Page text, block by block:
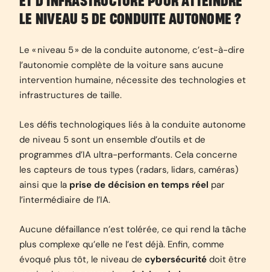
LE NIVEAU 5 DE CONDUITE AUTONOME ?
Le « niveau 5 » de la conduite autonome, c’est-à-dire
l’autonomie complète de la voiture sans aucune
intervention humaine, nécessite des technologies et
infrastructures de taille.
Les défis technologiques liés à la conduite autonome
de niveau 5 sont un ensemble d’outils et de
programmes d’IA ultra-performants. Cela concerne
les capteurs de tous types (radars, lidars, caméras)
ainsi que la prise de décision en temps réel par
l’intermédiaire de l’IA.
Aucune défaillance n’est tolérée, ce qui rend la tâche
plus complexe qu’elle ne l’est déjà. Enfin, comme
évoqué plus tôt, le niveau de cybersécurité doit être